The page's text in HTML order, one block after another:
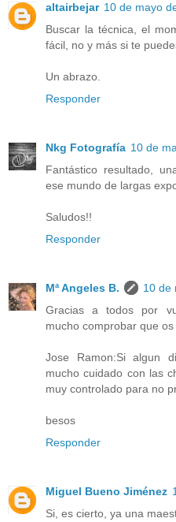
altairbejar 10 de mayo
Buscar la técnica, el
fácil, no y más si te
Un abrazo.
Responder
Nkg Fotografía 10 de
Fantástico resultado,
ese mundo de largas
Saludos!!
Responder
Mª Angeles B.
10 de
Gracias a todos por
mucho comprobar que os
Jose Ramon:Si algun
mucho cuidado con las
muy controlado para no
besos
Responder
Miguel Bueno Jiménez
Si, es cierto, ya una